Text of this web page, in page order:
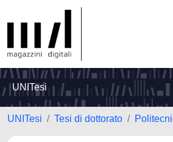
UNITesi
UNITesi Tesi di dottorato